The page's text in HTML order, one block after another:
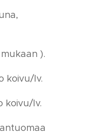
).
koivu/lv.
koivu/lv.